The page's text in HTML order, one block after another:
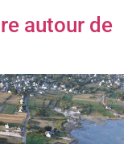
autour de